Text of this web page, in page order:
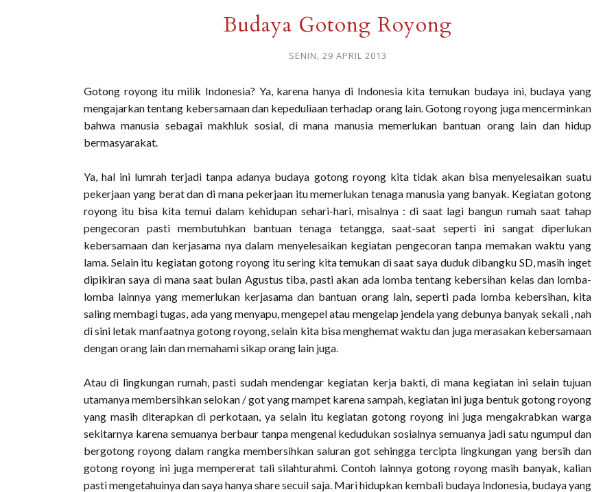
Budaya Gotong Royong
SENIN, 29 APRIL 2013
Gotong royong itu milik Indonesia? Ya, karena hanya di Indonesia kita temukan budaya ini, budaya yang
mengajarkan tentang kebersamaan dan kepeduliaan terhadap orang lain. Gotong royong juga mencerminkan
bahwa manusia sebagai makhluk sosial, di mana manusia memerlukan bantuan orang lain dan hidup
bermasyarakat.
Ya, hal ini lumrah terjadi tanpa adanya budaya gotong royong kita tidak akan bisa menyelesaikan suatu
pekerjaan yang berat dan di mana pekerjaan itu memerlukan tenaga manusia yang banyak. Kegiatan gotong
royong itu bisa kita temui dalam kehidupan sehari-hari, misalnya : di saat lagi bangun rumah saat tahap
pengecoran pasti membutuhkan bantuan tenaga tetangga, saat-saat seperti ini sangat diperlukan
kebersamaan dan kerjasama nya dalam menyelesaikan kegiatan pengecoran tanpa memakan waktu yang
lama. Selain itu kegiatan gotong royong itu sering kita temukan di saat saya duduk dibangku SD, masih inget
dipikiran saya di mana saat bulan Agustus tiba, pasti akan ada lomba tentang kebersihan kelas dan lomba-
lomba lainnya yang memerlukan kerjasama dan bantuan orang lain, seperti pada lomba kebersihan, kita
saling membagi tugas, ada yang menyapu, mengepel atau mengelap jendela yang debunya banyak sekali , nah
di sini letak manfaatnya gotong royong, selain kita bisa menghemat waktu dan juga merasakan kebersamaan
dengan orang lain dan memahami sikap orang lain juga.
Atau di lingkungan rumah, pasti sudah mendengar kegiatan kerja bakti, di mana kegiatan ini selain tujuan
utamanya membersihkan selokan / got yang mampet karena sampah, kegiatan ini juga bentuk gotong royong
yang masih diterapkan di perkotaan, ya selain itu kegiatan gotong royong ini juga mengakrabkan warga
sekitarnya karena semuanya berbaur tanpa mengenal kedudukan sosialnya semuanya jadi satu ngumpul dan
bergotong royong dalam rangka membersihkan saluran got sehingga tercipta lingkungan yang bersih dan
gotong royong ini juga mempererat tali silahturahmi. Contoh lainnya gotong royong masih banyak, kalian
pasti mengetahuinya dan saya hanya share secuil saja. Mari hidupkan kembali budaya Indonesia, budaya yang